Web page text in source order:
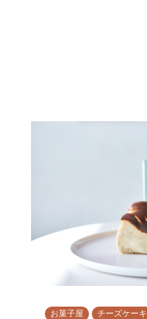
お菓子屋 チーズケーキ